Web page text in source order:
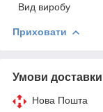
Вид виробу
Приховати
Умови доставки
Нова Пошта